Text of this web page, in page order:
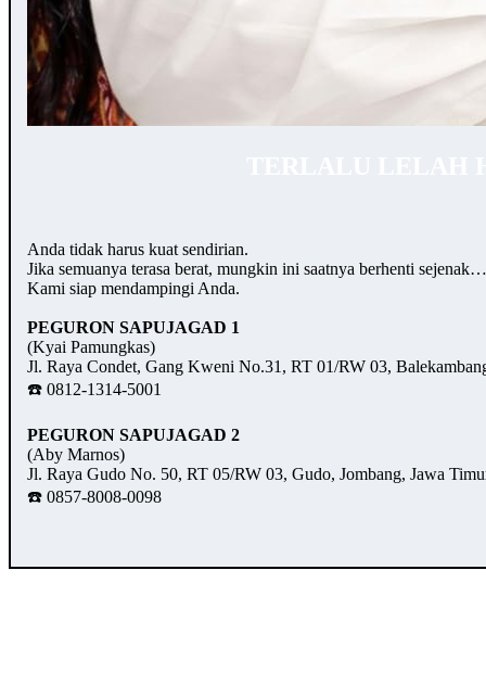
Anda tidak harus kuat sendirian.
Jika semuanya terasa berat, mungkin ini saatnya berhenti
Kami siap mendampingi Anda.
PEGURON SAPUJAGAD 1
(Kyai Pamungkas)
Jl. Raya Condet, Gang Kweni No.31, RT 01/RW 03,
☎️ 0812-1314-5001
PEGURON SAPUJAGAD 2
(Aby Marnos)
Jl. Raya Gudo No. 50, RT 05/RW 03, Gudo, Jombang, Jawa
☎️ 0857-8008-0098